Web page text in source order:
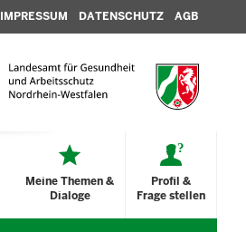
IMPRESSUM DATENSCHUTZ AGB
Profil &
Frage stellen
Meine Themen &
Dialoge